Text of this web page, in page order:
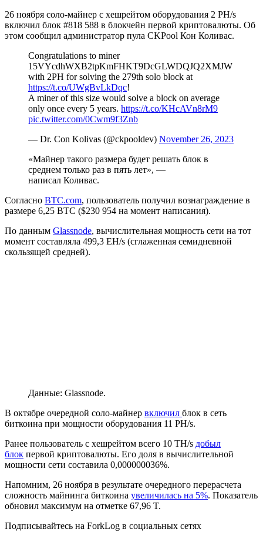
26 ноября соло-майнер с хешрейтом оборудования 2 PH/s
включил блок #818 588 в блокчейн первой криптовалюты. Об
этом сообщил администратор пула CKPool Кон Коливас.
Congratulations to miner
15VYcdhWXB2tpKmFHKT9DcGLWDQJQ2XMJW
with 2PH for solving the 279th solo block at
https://t.co/UWgBvLkDqc!
A miner of this size would solve a block on average
only once every 5 years. https://t.co/KHcAVn8rM9
pic.twitter.com/0Cwm9f3Znb
— Dr. Con Kolivas (@ckpooldev) November 26, 2023
«Майнер такого размера будет решать блок в
среднем только раз в пять лет», —
написал Коливас.
Согласно BTC.com, пользователь получил вознаграждение в
размере 6,25 BTC ($230 954 на момент написания).
По данным Glassnode, вычислительная мощность сети на тот
момент составляла 499,3 EH/s (сглаженная семидневной
скользящей средней).
Данные: Glassnode.
В октябре очередной соло-майнер включил блок в сеть
биткоина при мощности оборудования 11 PH/s.
Ранее пользователь с хешрейтом всего 10 TH/s добыл
блок первой криптовалюты. Его доля в вычислительной
мощности сети составила 0,000000036%.
Напомним, 26 ноября в результате очередного перерасчета
сложность майнинга биткоина увеличилась на 5%. Показатель
обновил максимум на отметке 67,96 T.
Подписывайтесь на ForkLog в социальных сетях